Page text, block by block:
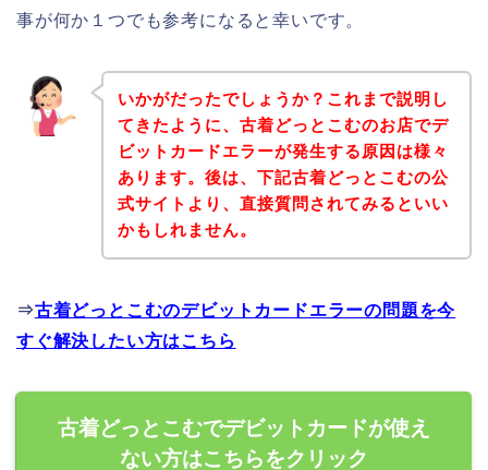
事が何か１つでも参考になると幸いです。
いかがだったでしょうか？これまで説明し
てきたように、古着どっとこむのお店でデ
ビットカードエラーが発生する原因は様々
あります。後は、下記古着どっとこむの公
式サイトより、直接質問されてみるといい
かもしれません。
⇒古着どっとこむのデビットカードエラーの問題を今
すぐ解決したい方はこちら
古着どっとこむでデビットカードが使え
ない方はこちらをクリック